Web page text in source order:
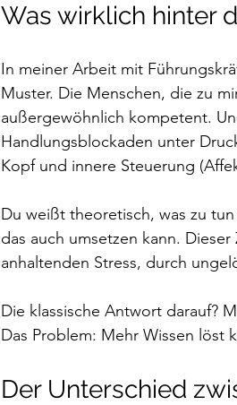
Was wirklich hinter
In meiner Arbeit mit
Muster. Die Menschen, die zu
außergewöhnlich kompetent.
Handlungsblockaden unter
Kopf und innere Steuerung
Du weißt theoretisch, was zu
das auch umsetzen kann.
anhaltenden Stress, durch
Die klassische Antwort darauf?
Das Problem: Mehr Wissen löst
Der Unterschied